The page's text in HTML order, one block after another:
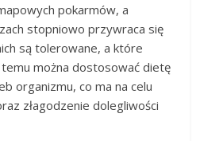
pokarmów, a
stopniowo przywraca się
są tolerowane, a które
można dostosować dietę
organizmu, co ma na celu
złagodzenie dolegliwości